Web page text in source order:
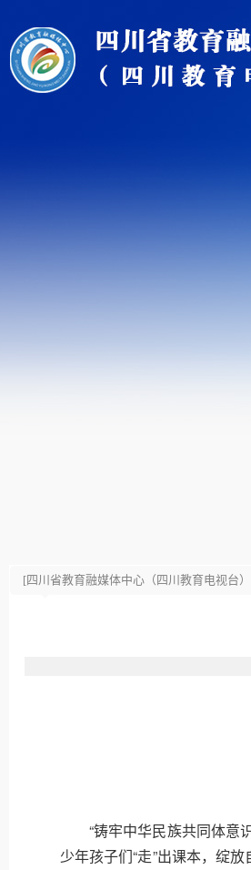
[四川省教育融媒体中心（四川教育电视台
“铸牢中华民族共同体意
少年孩子们“走”出课本，绽